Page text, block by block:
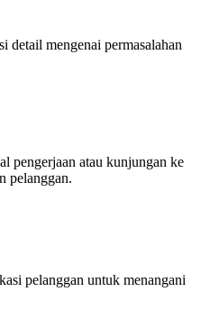
detail mengenai permasalahan
pengerjaan atau kunjungan ke
pelanggan.
pelanggan untuk menangani